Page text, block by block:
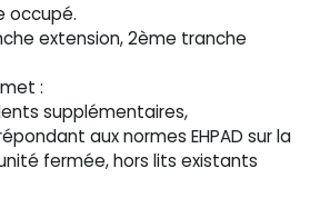
occupé.
extension, 2ème tranche
:
supplémentaires,
aux normes EHPAD sur la
fermée, hors lits existants